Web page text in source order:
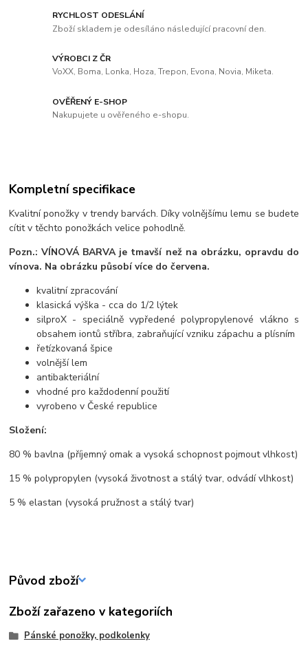
RYCHLOST ODESLÁNÍ
Zboží skladem je odesíláno následující pracovní den.
VÝROBCI Z ČR
VoXX, Boma, Lonka, Hoza, Trepon, Evona, Novia, Miketa.
OVĚŘENÝ E-SHOP
Nakupujete u ověřeného e-shopu.
Kompletní specifikace
Kvalitní ponožky v trendy barvách. Díky volnějšímu lemu se budete
cítit v těchto ponožkách velice pohodlně.
Pozn.: VÍNOVÁ BARVAje tmavší než na obrázku, opravdu do
vínova. Na obrázku působí více do červena.
kvalitní zpracování
klasická výška - cca do 1/2 lýtek
silproX - speciálně vypředené polypropylenové vlákno s
obsahem iontů stříbra, zabraňující vzniku zápachu a plísním
řetízkovaná špice
volnější lem
antibakteriální
vhodné pro každodenní použití
vyrobeno v České republice
Složení:
80 % bavlna (příjemný omak a vysoká schopnost pojmout vlhkost)
15 % polypropylen (vysoká životnost a stálý tvar, odvádí vlhkost)
5 % elastan (vysoká pružnost a stálý tvar)
Původ zboží
Zboží zařazeno v kategoriích
Pánské ponožky, podkolenky